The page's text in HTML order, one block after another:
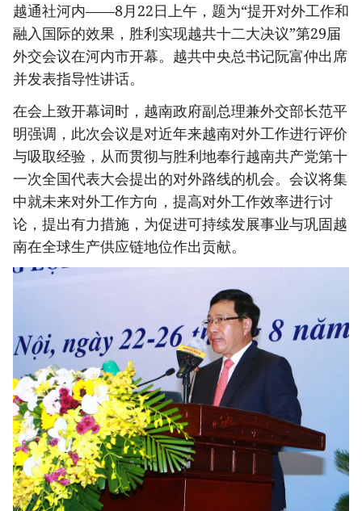
越通社河内——8月22日上午，题为“提开对外工作和
融入国际的效果，胜利实现越共十二大决议”第29届
外交会议在河内市开幕。越共中央总书记阮富仲出席
并发表指导性讲话。
在会上致开幕词时，越南政府副总理兼外交部长范平
明强调，此次会议是对近年来越南对外工作进行评价
与吸取经验，从而贯彻与胜利地奉行越南共产党第十
一次全国代表大会提出的对外路线的机会。会议将集
中就未来对外工作方向，提高对外工作效率进行讨
论，提出有力措施，为促进可持续发展事业与巩固越
南在全球生产供应链地位作出贡献。